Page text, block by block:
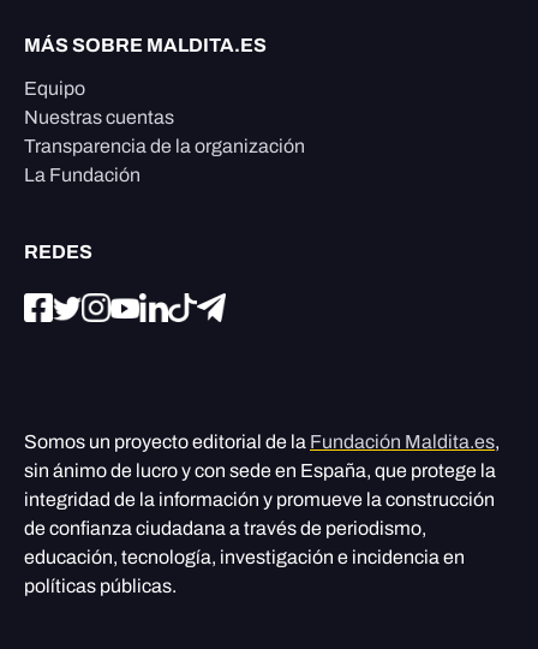
MÁS SOBRE MALDITA.ES
Equipo
Nuestras cuentas
Transparencia de la organización
La Fundación
REDES
Somos un proyecto editorial de la Fundación Maldita.es,
sin ánimo de lucro y con sede en España, que protege la
integridad de la información y promueve la construcción
de confianza ciudadana a través de periodismo,
educación, tecnología, investigación e incidencia en
políticas públicas.